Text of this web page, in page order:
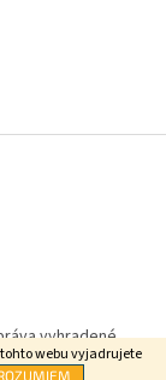
webu vyjadrujete
vyhradené.